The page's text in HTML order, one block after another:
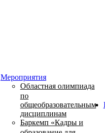
Мероприятия
Областная олимпиада
по
общеобразовательным
дисциплинам
Баркемп «Кадры и